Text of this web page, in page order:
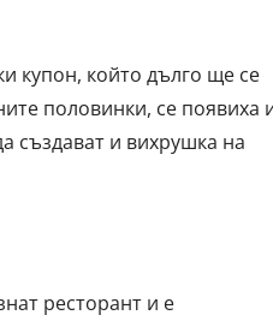
купон, който дълго ще се
половинки, се появиха
създават и вихрушка на
ресторант и е